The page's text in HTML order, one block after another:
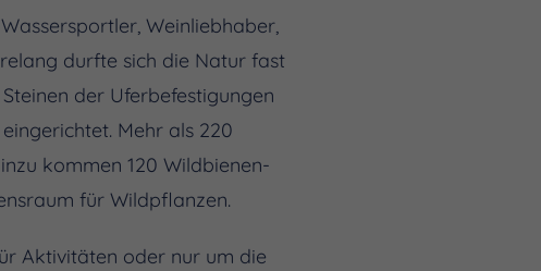
Weinliebhaber,
durfte sich die Natur fast
der Uferbefestigungen
Mehr als 220
kommen 120 Wildbienen-
für Wildpflanzen.
Aktivitäten oder nur um die